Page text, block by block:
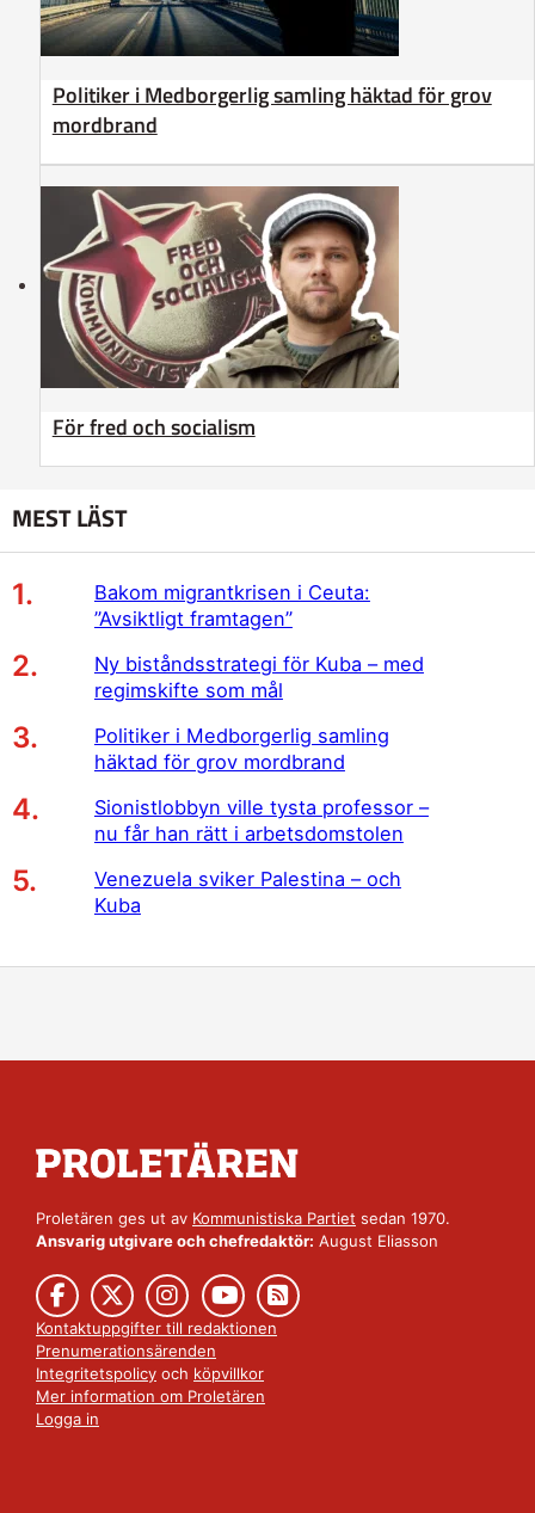
Politiker i Medborgerlig samling häktad för grov
mordbrand
För fred och socialism
MEST LÄST
Bakom migrantkrisen i Ceuta:
”Avsiktligt framtagen”
Ny biståndsstrategi för Kuba – med
regimskifte som mål
Politiker i Medborgerlig samling
häktad för grov mordbrand
Sionistlobbyn ville tysta professor –
nu får han rätt i arbetsdomstolen
Venezuela sviker Palestina – och
Kuba
Proletären ges ut av Kommunistiska Partiet sedan 1970.
Ansvarig utgivare och chefredaktör: August Eliasson
Kontaktuppgifter till redaktionen
Prenumerationsärenden
Integritetspolicy och köpvillkor
Mer information om Proletären
Logga in